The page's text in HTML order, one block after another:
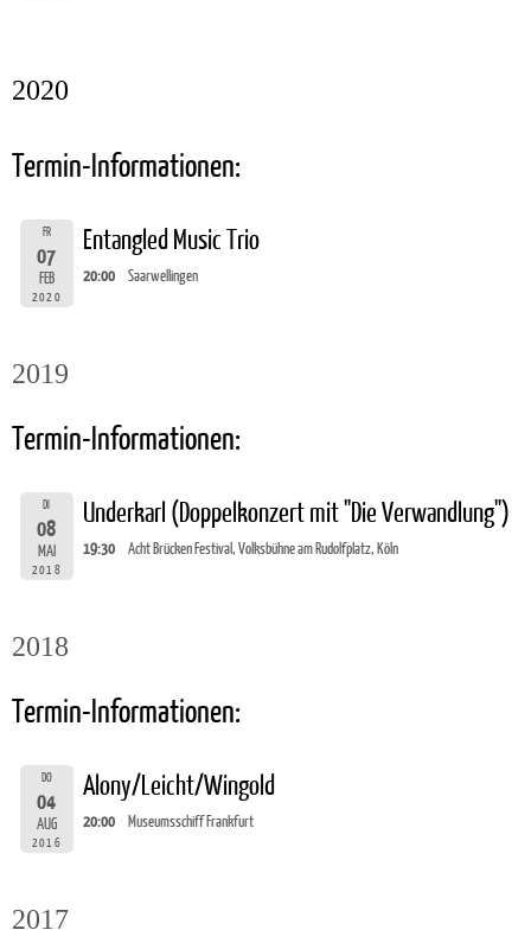
2020
Termin-Informationen:
FR
07
FEB
2020
Entangled Music Trio
20:00 Saarwellingen
2019
Termin-Informationen:
DI
08
MAI
2018
Underkarl (Doppelkonzert mit "Die Verwandlung")
19:30 Acht Brücken Festival, Volksbühne am Rudolfplatz, Köln
2018
Termin-Informationen:
DO
04
AUG
2016
Alony/Leicht/Wingold
20:00 Museumsschiff Frankfurt
2017